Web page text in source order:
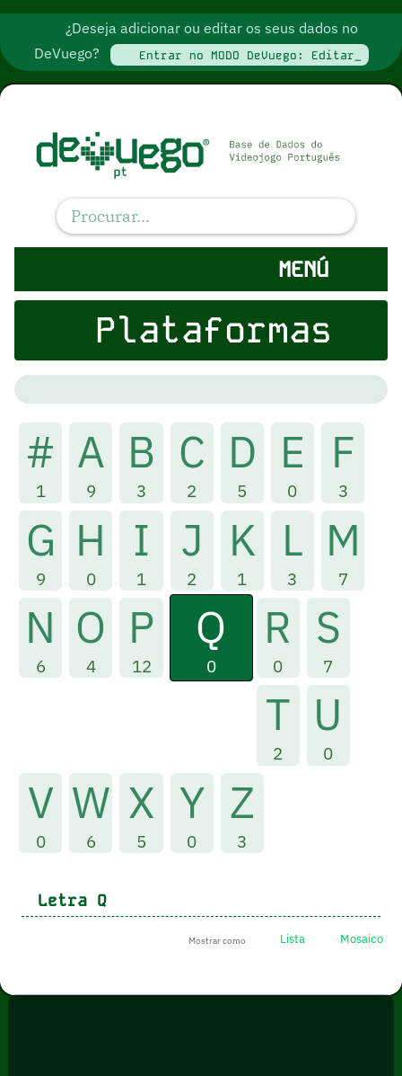
¿Deseja adicionar ou editar os seus dados no
DeVuego?
Entrar no MODO DeVuego: Editar_
MENÚ
Plataformas
#
1
A
9
B
3
C
2
D
5
E
0
F
3
G
9
H
0
I
1
J
2
K
1
L
3
M
7
N
6
O
4
P
12
Q
0
R
0
S
7
T
2
U
0
V
0
W
6
X
5
Y
0
Z
3
Letra Q
Mostrar como Lista Mosaico